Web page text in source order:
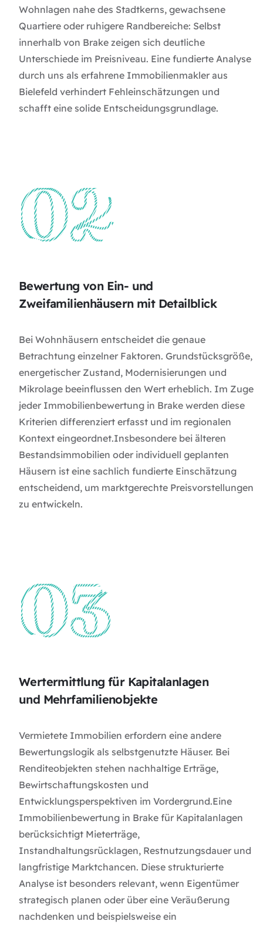
Wohnlagen nahe des Stadtkerns, gewachsene
Quartiere oder ruhigere Randbereiche: Selbst
innerhalb von Brake zeigen sich deutliche
Unterschiede im Preisniveau. Eine fundierte Analyse
durch uns als erfahrene Immobilienmakler aus
Bielefeld verhindert Fehleinschätzungen und
schafft eine solide Entscheidungsgrundlage.
Bewertung von Ein- und
Zweifamilienhäusern mit Detailblick
Bei Wohnhäusern entscheidet die genaue
Betrachtung einzelner Faktoren. Grundstücksgröße,
energetischer Zustand, Modernisierungen und
Mikrolage beeinflussen den Wert erheblich. Im Zuge
jeder Immobilienbewertung in Brake werden diese
Kriterien differenziert erfasst und im regionalen
Kontext eingeordnet.Insbesondere bei älteren
Bestandsimmobilien oder individuell geplanten
Häusern ist eine sachlich fundierte Einschätzung
entscheidend, um marktgerechte Preisvorstellungen
zu entwickeln.
Wertermittlung für Kapitalanlagen
und Mehrfamilienobjekte
Vermietete Immobilien erfordern eine andere
Bewertungslogik als selbstgenutzte Häuser. Bei
Renditeobjekten stehen nachhaltige Erträge,
Bewirtschaftungskosten und
Entwicklungsperspektiven im Vordergrund.Eine
Immobilienbewertung in Brake für Kapitalanlagen
berücksichtigt Mieterträge,
Instandhaltungsrücklagen, Restnutzungsdauer und
langfristige Marktchancen. Diese strukturierte
Analyse ist besonders relevant, wenn Eigentümer
strategisch planen oder über eine Veräußerung
nachdenken und beispielsweise ein